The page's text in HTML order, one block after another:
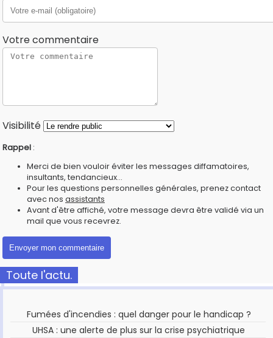
Votre commentaire
Visibilité
Rappel :
Merci de bien vouloir éviter les messages diffamatoires,
insultants, tendancieux...
Pour les questions personnelles générales, prenez contact
avec nos assistants
Avant d'être affiché, votre message devra être validé via un
mail que vous recevrez.
Toute l'actu.
Fumées d'incendies : quel danger pour le handicap ?
UHSA : une alerte de plus sur la crise psychiatrique